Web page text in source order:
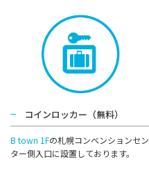
コインロッカー（無料）
B town 1Fの札幌コンベンションセン
ター側⼊⼝に設置しております。